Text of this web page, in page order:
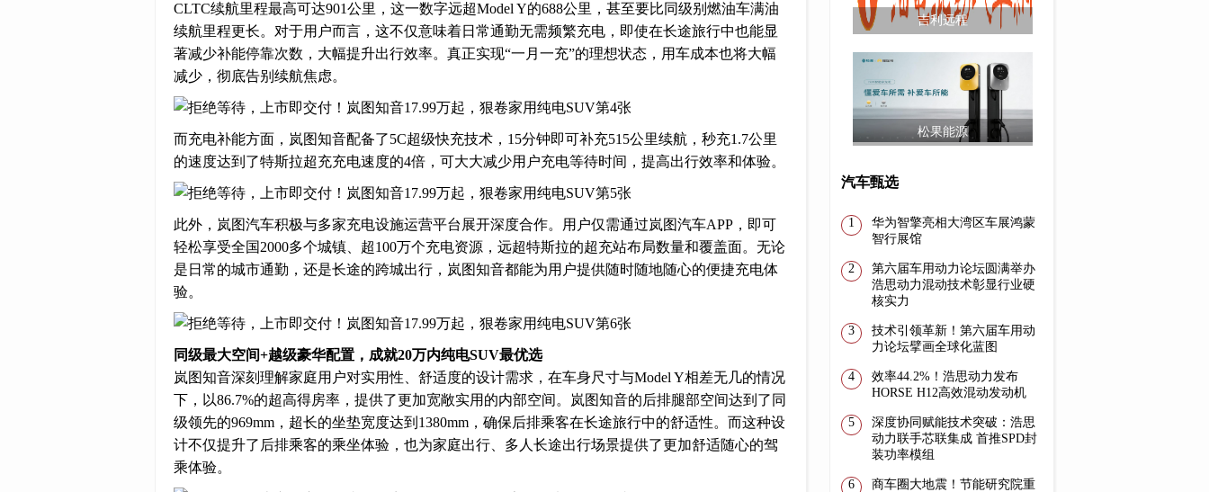
CLTC续航里程最高可达901公里，这一数字远超Model Y的688公里，甚至要比同级别燃油车满油
续航里程更长。对于用户而言，这不仅意味着日常通勤无需频繁充电，即使在长途旅行中也能显
著减少补能停靠次数，大幅提升出行效率。真正实现“一月一充”的理想状态，用车成本也将大幅
减少，彻底告别续航焦虑。
而充电补能方面，岚图知音配备了5C超级快充技术，15分钟即可补充515公里续航，秒充1.7公里
的速度达到了特斯拉超充充电速度的4倍，可大大减少用户充电等待时间，提高出行效率和体验。
此外，岚图汽车积极与多家充电设施运营平台展开深度合作。用户仅需通过岚图汽车APP，即可
轻松享受全国2000多个城镇、超100万个充电资源，远超特斯拉的超充站布局数量和覆盖面。无论
是日常的城市通勤，还是长途的跨城出行，岚图知音都能为用户提供随时随地随心的便捷充电体
验。
同级最大空间+越级豪华配置，成就20万内纯电SUV最优选
岚图知音深刻理解家庭用户对实用性、舒适度的设计需求，在车身尺寸与Model Y相差无几的情况
下，以86.7%的超高得房率，提供了更加宽敞实用的内部空间。岚图知音的后排腿部空间达到了同
级领先的969mm，超长的坐垫宽度达到1380mm，确保后排乘客在长途旅行中的舒适性。而这种设
计不仅提升了后排乘客的乘坐体验，也为家庭出行、多人长途出行场景提供了更加舒适随心的驾
乘体验。
吉利远程
松果能源
汽车甄选
华为智擎亮相大湾区车展鸿蒙
智行展馆
第六届车用动力论坛圆满举办
浩思动力混动技术彰显行业硬
核实力
技术引领革新！第六届车用动
力论坛擘画全球化蓝图
效率44.2%！浩思动力发布
HORSE H12高效混动发动机
深度协同赋能技术突破：浩思
动力联手芯联集成 首推SPD封
装功率模组
商车圈大地震！节能研究院重